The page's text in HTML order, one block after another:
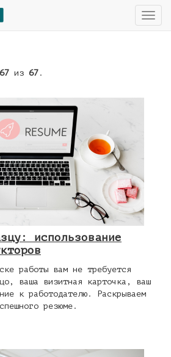
T
o
из 67 .
использование
работы вам не требуется
ваша визитная карточка, ваш
к работодателю. Раскрываем
резюме.